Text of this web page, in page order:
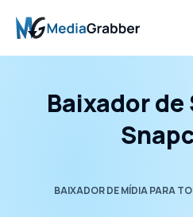
Baixador
BAIXADOR DE MÍDIA PARA